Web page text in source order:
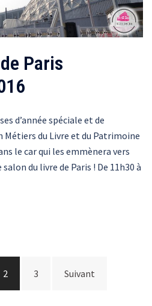
Paris
d’année spéciale et de
Métiers du Livre et du Patrimoine
le car qui les emmènera vers
du livre de Paris ! De 11h30 à
2 3 Suivant